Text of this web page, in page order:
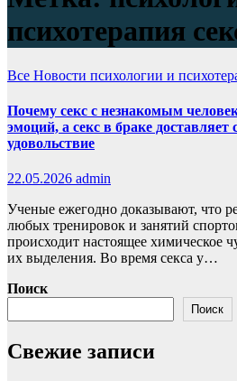
психотерапия
Все Новости психологии и
Почему секс с незнакомым
эмоций, а секс в браке доставляет
удовольствие
22.05.2026 admin
Ученые ежегодно доказывают, что
любых тренировок и занятий
происходит настоящее химическое
их выделения. Во время секса у…
Поиск
Поиск
Свежие записи